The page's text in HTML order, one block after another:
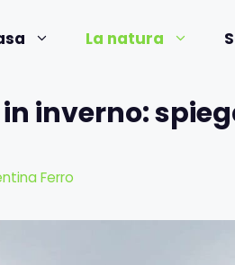
La natura
inverno:
Ferro